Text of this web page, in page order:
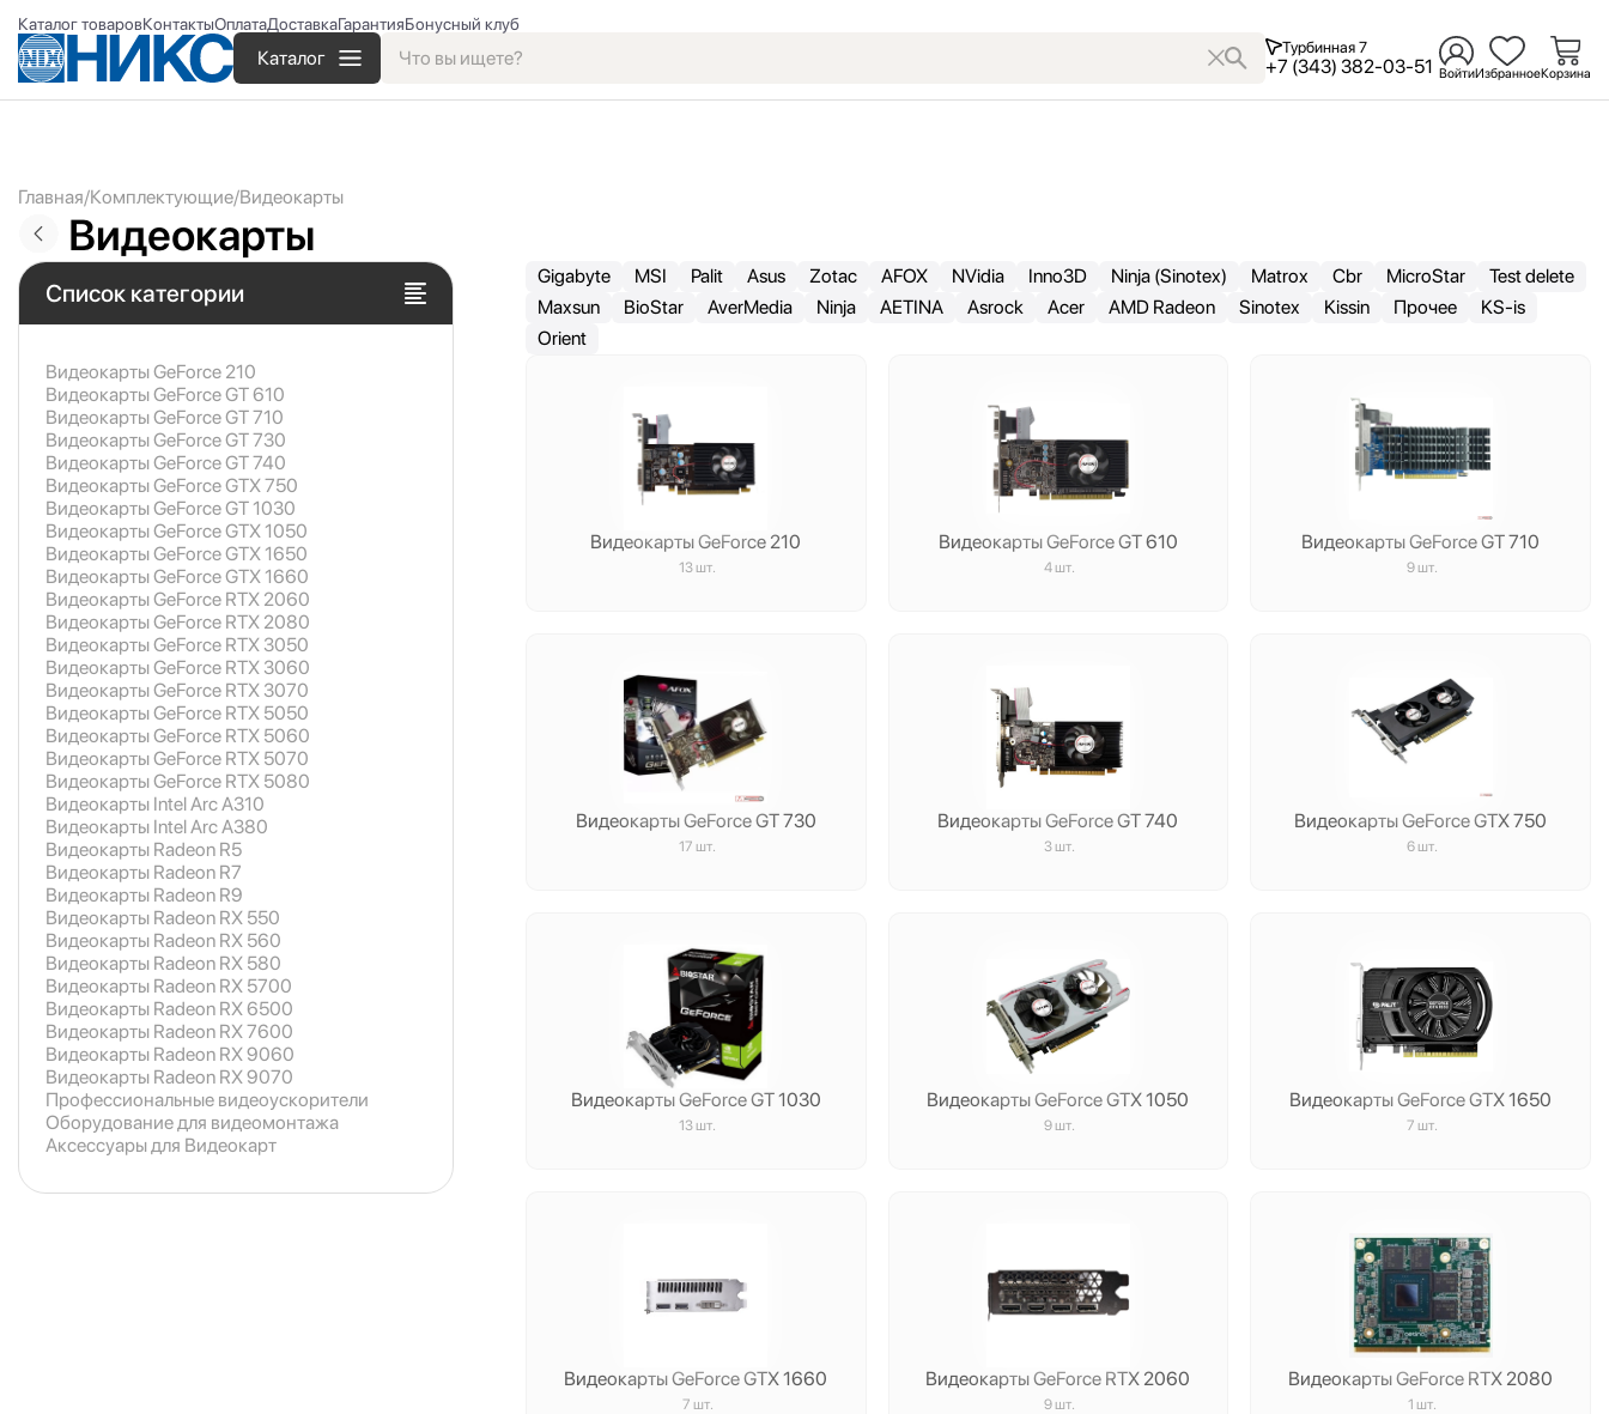
Каталог товаровКонтактыОплатаДоставкаГарантияБонусный клуб
Каталог Турбинная 7
+7 (343) 382-03-51 ВойтиИзбранноеКорзина
Главная Комплектующие Видеокарты
Видеокарты
Список категории
Видеокарты GeForce 210
Видеокарты GeForce GT 610
Видеокарты GeForce GT 710
Видеокарты GeForce GT 730
Видеокарты GeForce GT 740
Видеокарты GeForce GTX 750
Видеокарты GeForce GT 1030
Видеокарты GeForce GTX 1050
Видеокарты GeForce GTX 1650
Видеокарты GeForce GTX 1660
Видеокарты GeForce RTX 2060
Видеокарты GeForce RTX 2080
Видеокарты GeForce RTX 3050
Видеокарты GeForce RTX 3060
Видеокарты GeForce RTX 3070
Видеокарты GeForce RTX 5050
Видеокарты GeForce RTX 5060
Видеокарты GeForce RTX 5070
Видеокарты GeForce RTX 5080
Видеокарты Intel Arc A310
Видеокарты Intel Arc A380
Видеокарты Radeon R5
Видеокарты Radeon R7
Видеокарты Radeon R9
Видеокарты Radeon RX 550
Видеокарты Radeon RX 560
Видеокарты Radeon RX 580
Видеокарты Radeon RX 5700
Видеокарты Radeon RX 6500
Видеокарты Radeon RX 7600
Видеокарты Radeon RX 9060
Видеокарты Radeon RX 9070
Профессиональные видеоускорители
Оборудование для видеомонтажа
Аксессуары для Видеокарт
Gigabyte MSI Palit Asus Zotac AFOX NVidia Inno3D Ninja (Sinotex) Matrox Cbr MicroStar
Test delete
Maxsun
BioStar AverMedia Ninja AETINA Asrock Acer AMD Radeon Sinotex Kissin Прочее
KS-is
Orient
Видеокарты GeForce 210
13 шт.
Видеокарты GeForce GT 610
4 шт.
Видеокарты GeForce GT 710
9 шт.
Видеокарты GeForce GT 730
17 шт.
Видеокарты GeForce GT 740
3 шт.
Видеокарты GeForce GTX 750
6 шт.
Видеокарты GeForce GT 1030
13 шт.
Видеокарты GeForce GTX 1050
9 шт.
Видеокарты GeForce GTX 1650
7 шт.
Видеокарты GeForce GTX 1660
7 шт.
Видеокарты GeForce RTX 2060
9 шт.
Видеокарты GeForce RTX 2080
1 шт.